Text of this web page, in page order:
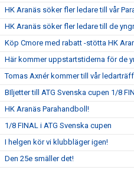
HK Aranäs söker fler ledare till vår
HK Aranäs söker fler ledare till de
Köp Cmore med rabatt -stötta HK
Här kommer uppstartstiderna för de
Tomas Axnér kommer till vår
BIljetter till ATG Svenska cupen 1/8
HK Aranäs Parahandboll!
1/8 FINAL i ATG Svenska cupen
I helgen kör vi klubbläger igen!
Den 25e smäller det!